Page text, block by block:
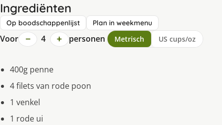
Ingrediënten
Op boodschappenlijst Plan in weekmenu
Voor − 4 + personen Metrisch US cups/oz
400g penne
4 filets van rode poon
1 venkel
1 rode ui